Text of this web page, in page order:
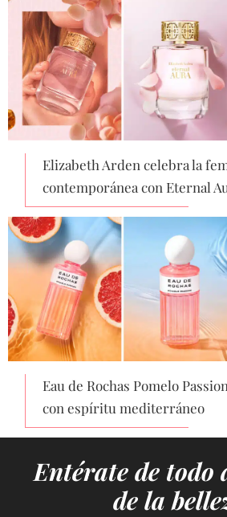
Elizabeth Arden celebra la
contemporánea con Eternal
Eau de Rochas Pomelo
con espíritu mediterráneo
Entérate de todo
de la